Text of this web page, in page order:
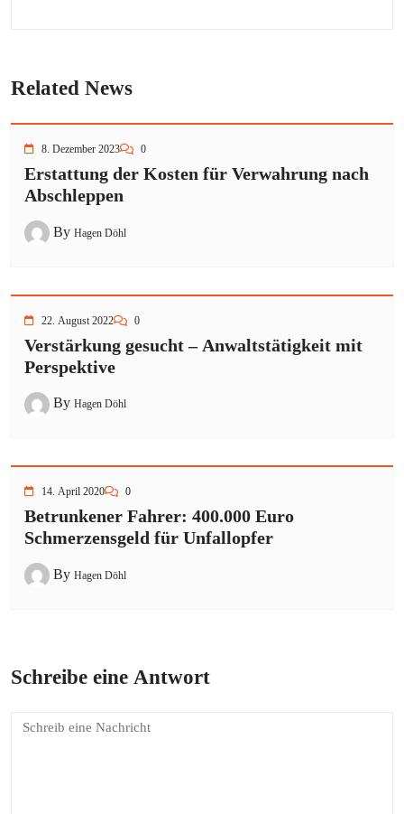
Related News
8. Dezember 2023 0
Erstattung der Kosten für Verwahrung nach
Abschleppen
By Hagen Döhl
22. August 2022 0
Verstärkung gesucht – Anwaltstätigkeit mit
Perspektive
By Hagen Döhl
14. April 2020 0
Betrunkener Fahrer: 400.000 Euro
Schmerzensgeld für Unfallopfer
By Hagen Döhl
Schreibe eine Antwort